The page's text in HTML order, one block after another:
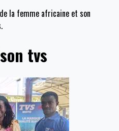
la femme africaine et son
tvs